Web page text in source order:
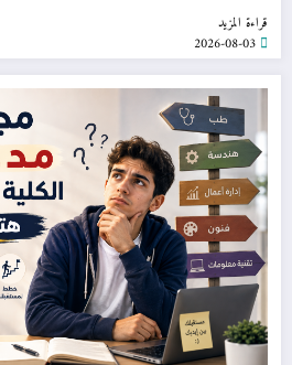
قراءة المزيد
2026-08-03